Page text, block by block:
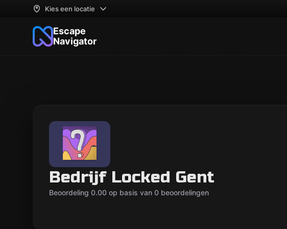
Kies een locatie
Escape
Navigator
Bedrijf Locked Gent
Beoordeling 0.00 op basis van 0 beoordelingen